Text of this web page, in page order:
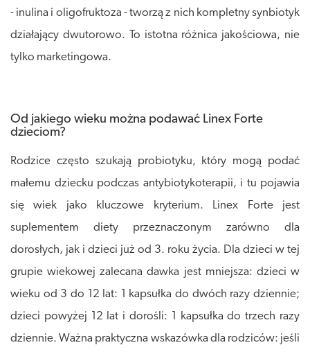
- inulina i oligofruktoza - tworzą z nich kompletny synbiotyk
działający dwutorowo. To istotna różnica jakościowa, nie
tylko marketingowa.
Od jakiego wieku można podawać Linex Forte
dzieciom?
Rodzice często szukają probiotyku, który mogą podać
małemu dziecku podczas antybiotykoterapii, i tu pojawia
się wiek jako kluczowe kryterium. Linex Forte jest
suplementem diety przeznaczonym zarówno dla
dorosłych, jak i dzieci już od 3. roku życia. Dla dzieci w tej
grupie wiekowej zalecana dawka jest mniejsza: dzieci w
wieku od 3 do 12 lat: 1 kapsułka do dwóch razy dziennie;
dzieci powyżej 12 lat i dorośli: 1 kapsułka do trzech razy
dziennie. Ważna praktyczna wskazówka dla rodziców: jeśli